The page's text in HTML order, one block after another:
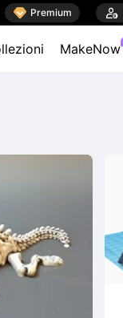
 Premium 
MakeNow